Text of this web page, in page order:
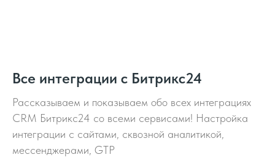
Все интеграции с Битрикс24
Рассказываем и показываем обо всех интеграциях
CRM Битрикс24 со всеми сервисами! Настройка
интеграции c сайтами, сквозной аналитикой,
мессенджерами, GTP